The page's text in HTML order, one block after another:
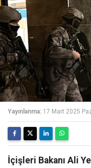
Yayınlanma: 17 Mart 2025
İçişleri Bakanı Ali